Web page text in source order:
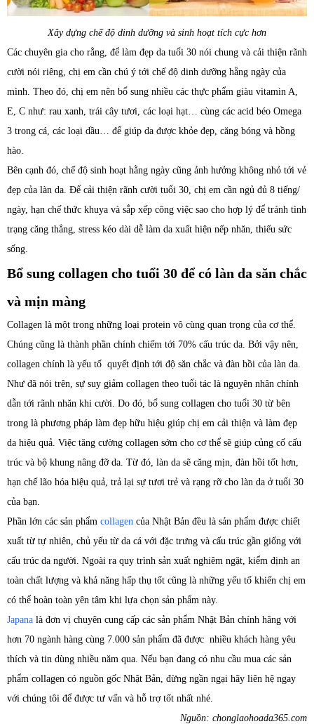
Xây dựng chế độ dinh dưỡng và sinh hoạt tích cực hơn
Các chuyên gia cho rằng, để làm đẹp da tuổi 30 nói chung và cải thiện rãnh
cười nói riêng, chị em cần chú ý tới chế độ dinh dưỡng hằng ngày của
mình. Theo đó, chị em nên bổ sung nhiều các thực phẩm giàu vitamin A,
E, C như: rau xanh, trái cây tươi, các loại hạt… cùng các acid béo Omega
3 trong cá, các loại dầu… để giúp da được khỏe đẹp, căng bóng và hồng
hào.
Bên cạnh đó, chế độ sinh hoạt hằng ngày cũng ảnh hưởng không nhỏ tới vẻ
đẹp của làn da. Để cải thiện rãnh cười tuổi 30, chị em cần ngủ đủ 8 tiếng/
ngày, hạn chế thức khuya và sắp xếp công việc sao cho hợp lý để tránh tình
trạng căng thẳng, stress kéo dài dễ làm da xuất hiện nếp nhăn, thiếu sức
sống.
Bổ sung collagen cho tuổi 30 để có làn da săn chắc
và mịn màng
Collagen là một trong những loại protein vô cùng quan trọng của cơ thể.
Chúng cũng là thành phần chính chiếm tới 70% cấu trúc da. Bởi vậy nên,
collagen chính là yếu tố quyết định tới độ săn chắc và đàn hồi của làn da.
Như đã nói trên, sự suy giảm collagen theo tuổi tác là nguyên nhân chính
dẫn tới rãnh nhăn khi cười. Do đó, bổ sung collagen cho tuổi 30 từ bên
trong là phương pháp làm đẹp hữu hiệu giúp chị em cải thiện và làm đẹp
da hiệu quả. Việc tăng cường collagen sớm cho cơ thể sẽ giúp củng cố cấu
trúc và bộ khung nâng đỡ da. Từ đó, làn da sẽ căng mịn, đàn hồi tốt hơn,
hạn chế lão hóa hiệu quả, trả lại sự tươi trẻ và rạng rỡ cho làn da ở tuổi 30
của bạn.
Phần lớn các sản phẩm collagen của Nhật Bản đều là sản phẩm được chiết
xuất từ tự nhiên, chủ yếu từ da cá với đặc trưng và cấu trúc gần giống với
cấu trúc da người. Ngoài ra quy trình sản xuất nghiêm ngặt, kiểm định an
toàn chất lượng và khả năng hấp thụ tốt cũng là những yếu tố khiến chị em
có thể hoàn toàn yên tâm khi lựa chọn sản phẩm này.
Japana là đơn vị chuyên cung cấp các sản phẩm Nhật Bản chính hãng với
hơn 70 ngành hàng cùng 7.000 sản phẩm đã được nhiều khách hàng yêu
thích và tin dùng nhiều năm qua. Nếu bạn đang có nhu cầu mua các sản
phẩm collagen có nguồn gốc Nhật Bản, đừng ngần ngại hãy liên hệ ngay
với chúng tôi để được tư vấn và hỗ trợ tốt nhất nhé.
Nguồn: chonglaohoada365.com